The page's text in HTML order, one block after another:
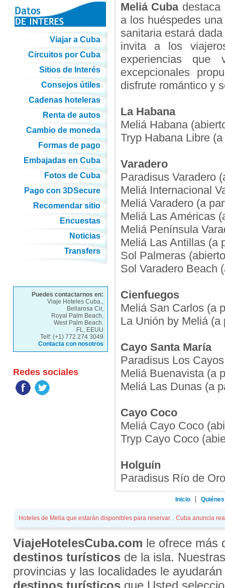
Meliá Cubadestaca
a los huéspedes
sanitaria estará
invita a los
experiencias que
excepcionales
disfrute romántico y
La Habana
Meliá Habana
Tryp Habana Libre
Varadero
Paradisus Varadero
Meliá Internacional
Meliá Varadero (a
Meliá Las Américas
Meliá Península
Meliá Las Antillas (a
Sol Palmeras
Sol Varadero Beach
Cienfuegos
Meliá San Carlos (a
La Unión by Meliá (a
Cayo Santa María
Paradisus Los
Meliá Buenavista (a
Meliá Las Dunas (a
Cayo Coco
Meliá Cayo Coco
Tryp Cayo Coco
Holguín
Paradisus Río de
Viajar a Cuba
Circuitos por Cuba
Sitios de Interés
Consejos útiles
Cadenas hoteleras
Renta de autos
Cambio de moneda
Formas de pago
Embajadas en Cuba
Fotos de Cuba
Pago con 3DSecure
Recomendar sitio
Encuestas
Noticias
Transfers
Puedes contactarnos en:
Viaje Hoteles Cuba.,
Bellarosa Cir,
Royal Palm Beach,
West Palm Beach.
FL, EEUU
Telf: (+1) 772 274 3049
Contacta con nosotros
Redes sociales
Inicio
Hoteles de Melia que estarán disponibles para reservar. . Cuba anuncia
ViajeHotelesCuba.com le ofrece más
destinos turísticosde la isla.
provincias y las localidades le
destinos turísticosque Usted